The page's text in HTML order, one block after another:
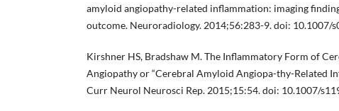
amyloid angiopathy-related inflammation: imaging
outcome. Neuroradiology. 2014;56:283-9. doi: 10.1007/
Kirshner HS, Bradshaw M. The Inflammatory Form of
Angiopathy or “Cerebral Amyloid Angiopa-thy-Related
Curr Neurol Neurosci Rep. 2015;15:54. doi: 10.1007/